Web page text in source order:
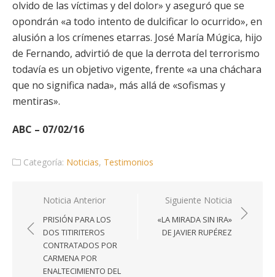
olvido de las víctimas y del dolor» y aseguró que se
opondrán «a todo intento de dulcificar lo ocurrido», en
alusión a los crímenes etarras. José María Múgica, hijo
de Fernando, advirtió de que la derrota del terrorismo
todavía es un objetivo vigente, frente «a una cháchara
que no significa nada», más allá de «sofismas y
mentiras».
ABC – 07/02/16
Categoría: Noticias, Testimonios
Navegación
entradas
Noticia Anterior
PRISIÓN PARA LOS
DOS TITIRITEROS
CONTRATADOS POR
CARMENA POR
ENALTECIMIENTO DEL
Siguiente Noticia
«LA MIRADA SIN IRA»
DE JAVIER RUPÉREZ